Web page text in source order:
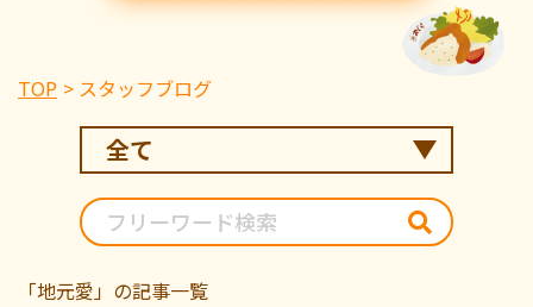
TOP スタッフブログ
「地元愛」の記事一覧